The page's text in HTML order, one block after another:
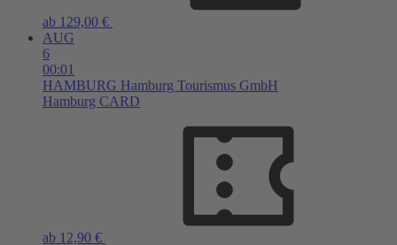
ab 129,00 €
AUG
6
00:01
HAMBURG Hamburg Tourismus GmbH
Hamburg CARD
ab 12,90 €